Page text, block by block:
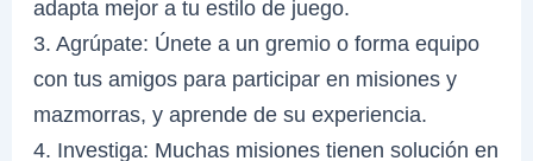
adapta mejor a tu estilo de juego.
3. Agrúpate: Únete a un gremio o forma equipo
con tus amigos para participar en misiones y
mazmorras, y aprende de su experiencia.
4. Investiga: Muchas misiones tienen solución en